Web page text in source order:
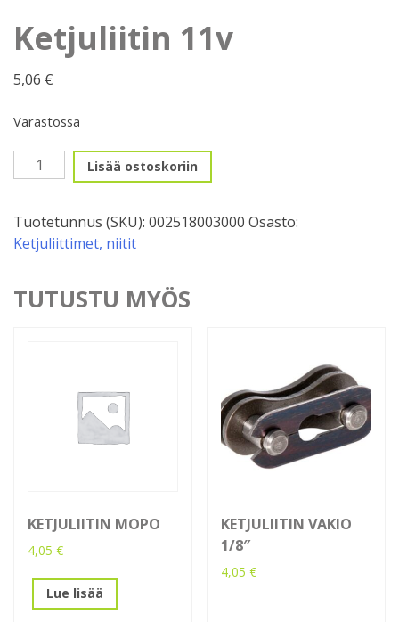
Ketjuliitin 11v
5,06 €
Varastossa
Ketjuliitin
11v
Lisää ostoskoriin
Tuotetunnus (SKU): 002518003000 Osasto:
Ketjuliittimet, niitit
TUTUSTU MYÖS
KETJULIITIN MOPO
4,05 €
Lue lisää
KETJULIITIN VAKIO
1/8″
4,05€